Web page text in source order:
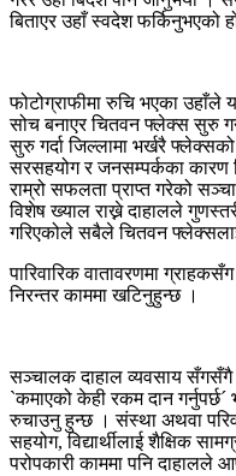
बिताएर उहाँ स्वदेश फर्किनुभएको
फोटोग्राफीमा रुचि भएका
सोच बनाएर चितवन फ्लेक्स सुरु
सुरु गर्दा जिल्लामा भर्खरै
सरसहयोग र जनसम्पर्कका
राम्रो सफलता प्राप्त गरेको
विशेष ख्याल राख्ने दाहालले
गरिएकोले सबैले चितवन
पारिवारिक वातावरणमा
निरन्तर काममा खटिनुहुन्छ ।
सञ्चालक दाहाल व्यवसाय सँगसँगै
`कमाएको केही रकम दान गर्नुपर्छ´
रुचाउनु हुन्छ । संस्था अथवा
सहयोग, विद्यार्थीलाई शैक्षिक
परोपकारी काममा पनि